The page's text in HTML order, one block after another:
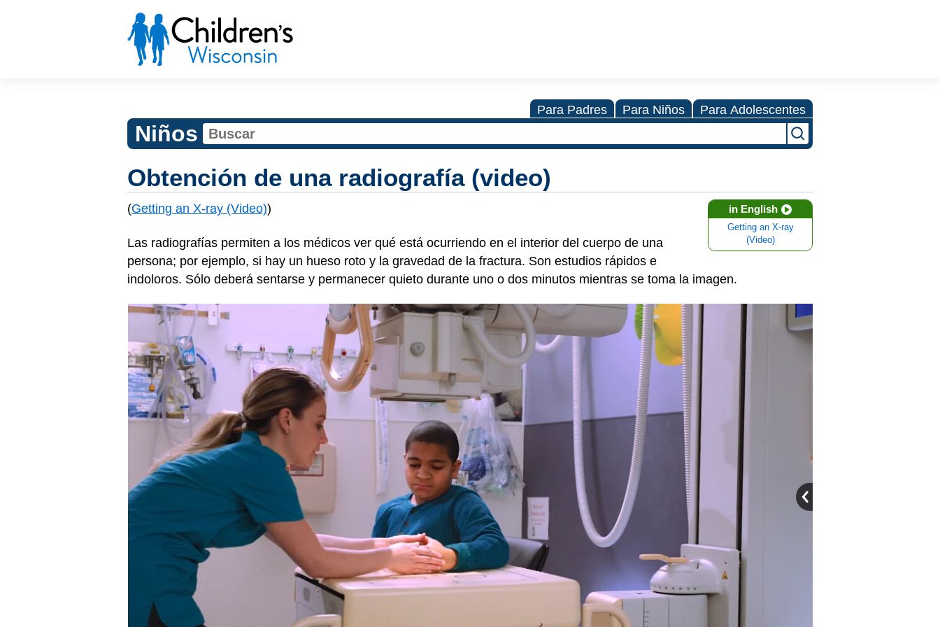
Para Padres Para Niños Para Adolescentes
Niños
Obtención de una radiografía (video)
in English
Getting an X-ray
(Video)
(Getting an X-ray (Video))
Las radiografías permiten a los médicos ver qué está ocurriendo en el interior del cuerpo de una
persona; por ejemplo, si hay un hueso roto y la gravedad de la fractura. Son estudios rápidos e
indoloros. Sólo deberá sentarse y permanecer quieto durante uno o dos minutos mientras se toma la imagen.